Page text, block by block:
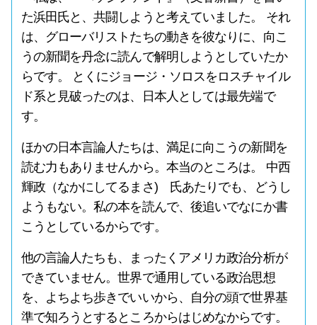
た浜田氏と、共闘しようと考えていました。 それ
は、グローバリストたちの動きを彼なりに、向こ
うの新聞を丹念に読んで解明しようとしていたか
らです。 とくにジョージ・ソロスをロスチャイル
ド系と見破ったのは、日本人としては最先端で
す。
ほかの日本言論人たちは、満足に向こうの新聞を
読む力もありませんから。本当のところは。 中西
輝政（なかにしてるまさ) 氏あたりでも、どうし
ようもない。私の本を読んで、後追いでなにか書
こうとしているからです。
他の言論人たちも、まったくアメリカ政治分析が
できていません。世界で通用している政治思想
を、よちよち歩きでいいから、自分の頭で世界基
準で知ろうとするところからはじめなからです。